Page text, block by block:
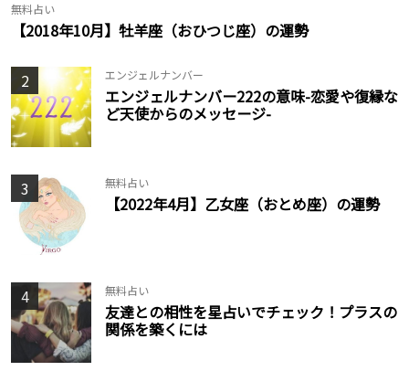
無料占い
【2018年10月】牡羊座（おひつじ座）の運勢
2 エンジェルナンバー
エンジェルナンバー222の意味-恋愛や復縁な
ど天使からのメッセージ-
3 無料占い
【2022年4月】乙女座（おとめ座）の運勢
4 無料占い
友達との相性を星占いでチェック！プラスの
関係を築くには